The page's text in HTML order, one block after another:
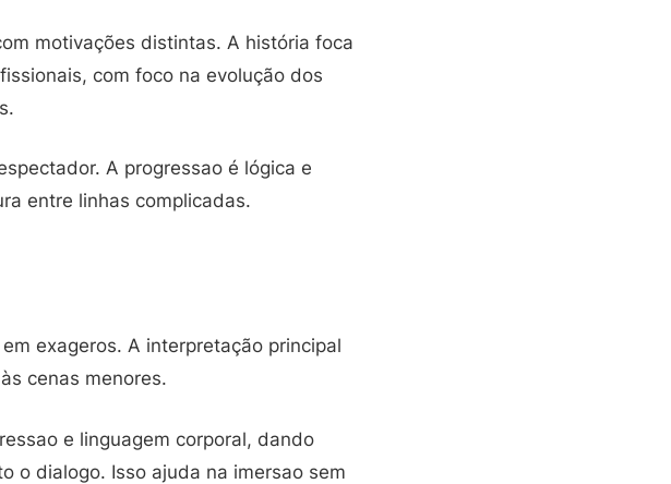
motivações distintas. A história foca
com foco na evolução dos
A progressao é lógica e
entre linhas complicadas.
exageros. A interpretação principal
cenas menores.
e linguagem corporal, dando
o dialogo. Isso ajuda na imersao sem